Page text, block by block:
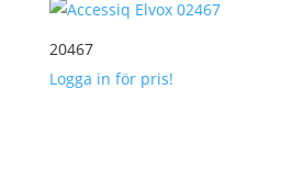
20467
Logga in för pris!